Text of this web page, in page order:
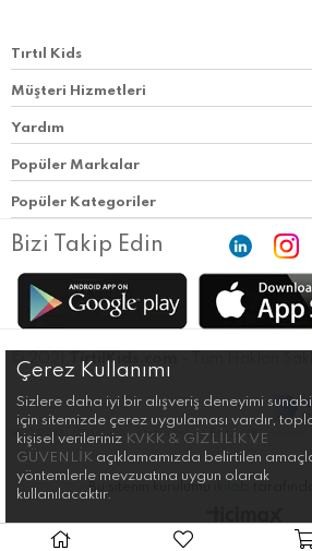
Tırtıl Kids
Müşteri Hizmetleri
Yardım
Popüler Markalar
Popüler Kategoriler
Bizi Takip Edin
© 2021 TirtilKids.com
Bu sitenin kurulumu
Çerez Kullanımı
Sizlere daha iyi bir alışveriş deneyimi
için sitemizde çerez uygulaması vardır,
kişisel verileriniz KVKK & GİZLİLİK VE
GÜVENLİK açıklamamızda belirtilen
yöntemlerle mevzuatına uygun olarak
kullanılacaktır.